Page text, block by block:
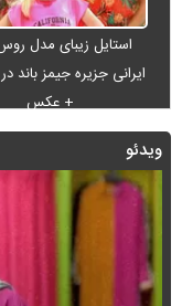
استایل زیبای مدل
ایرانی جزیره جیمز باند
+ عکس
ویدئو